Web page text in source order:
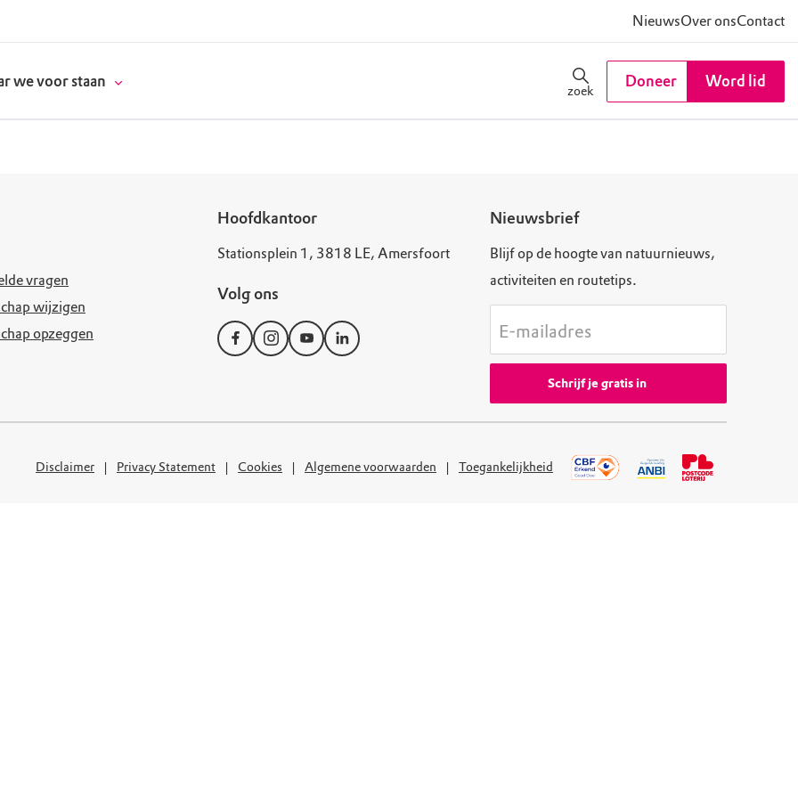
NieuwsOver onsContact
we voor staan
zoek
Doneer Word lid
vragen
wijzigen
opzeggen
Hoofdkantoor
Stationsplein 1, 3818 LE, Amersfoort
Volg ons
Nieuwsbrief
Blijf op de hoogte van natuurnieuws,
activiteiten en routetips.
E-mailadres
Schrijf je gratis in
Disclaimer Privacy Statement Cookies Algemene voorwaarden Toegankelijkheid